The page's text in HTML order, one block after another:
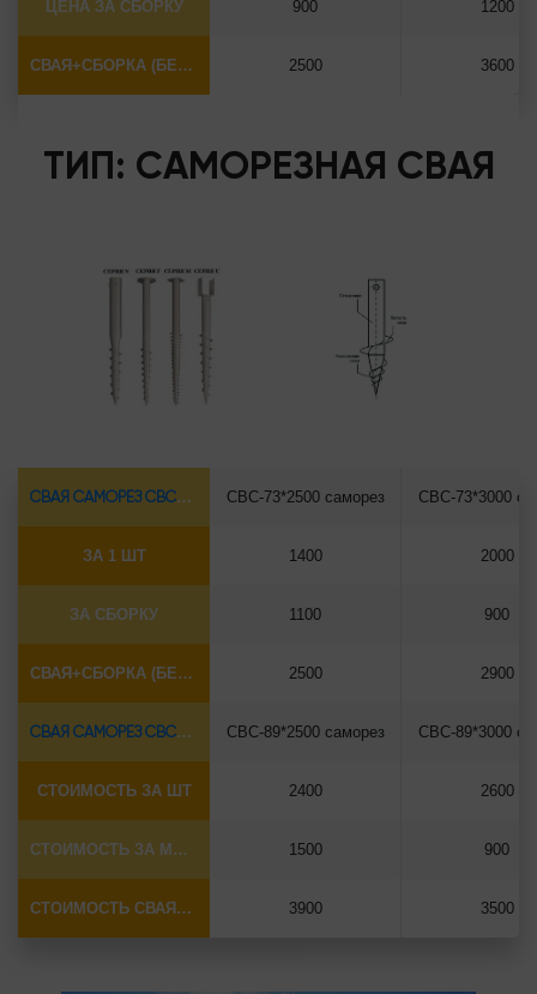
ЦЕНА ЗА СБОРКУ
СВАЯ+СБОРКА (БЕЗ ОГОЛОВКА)
900
2500
1200
3600
ТИП: САМОРЕЗНАЯ СВАЯ
СВАЯ САМОРЕЗ СВС-Ø73*5.5
ЗА 1 ШТ
ЗА СБОРКУ
СВАЯ+СБОРКА (БЕЗ ОГОЛОВКА)
СВС-73*2500 саморез
1400
1100
2500
СВС-73*3000
2000
900
2900
СВАЯ САМОРЕЗ СВС-Ø89*6.5
СТОИМОСТЬ ЗА ШТ
СТОИМОСТЬ ЗА МОНТАЖ
СТОИМОСТЬ СВАЯ+МОНТАЖ (БЕЗ ОГОЛОВКА)
СВС-89*2500 саморез
2400
1500
3900
СВС-89*3000
2600
900
3500